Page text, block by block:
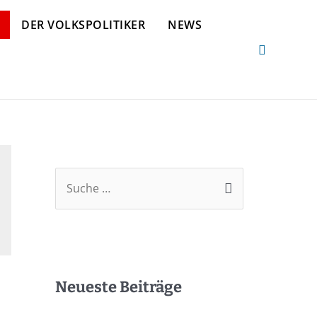
DER VOLKSPOLITIKER NEWS
Neueste Beiträge